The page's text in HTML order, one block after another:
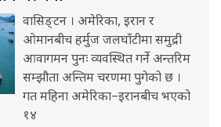
वासिङ्टन । अमेरिका, इरान र
ओमानबीच हर्मुज जलघाँटीमा समुद्री
आवागमन पुनः व्यवस्थित गर्ने अन्तरिम
सम्झौता अन्तिम चरणमा पुगेको छ ।
गत महिना अमेरिका–इरानबीच भएको
१४